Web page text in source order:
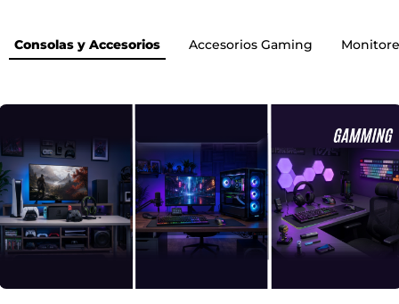
Consolas y Accesorios Accesorios Gaming